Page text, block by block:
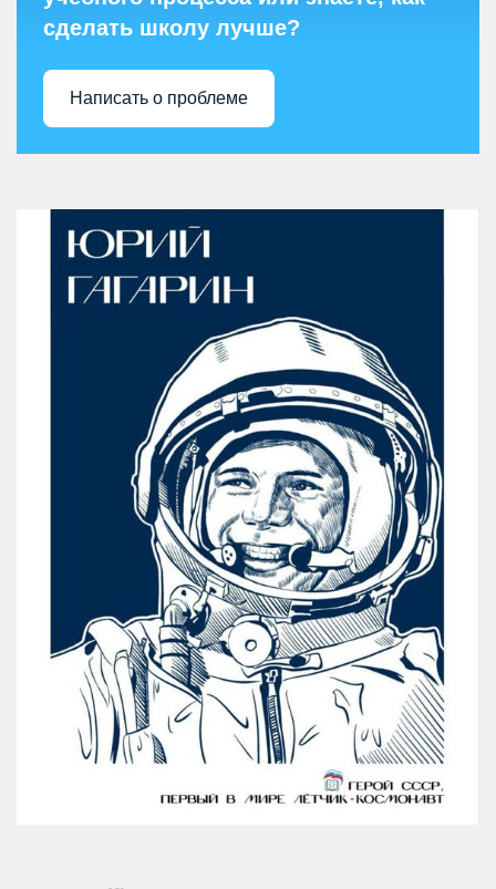
сделать школу лучше?
Написать о проблеме